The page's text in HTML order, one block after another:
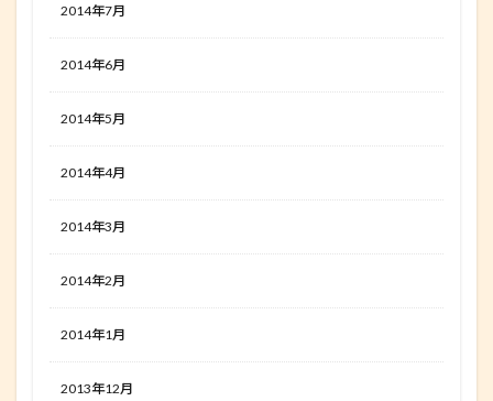
2014年7月
2014年6月
2014年5月
2014年4月
2014年3月
2014年2月
2014年1月
2013年12月